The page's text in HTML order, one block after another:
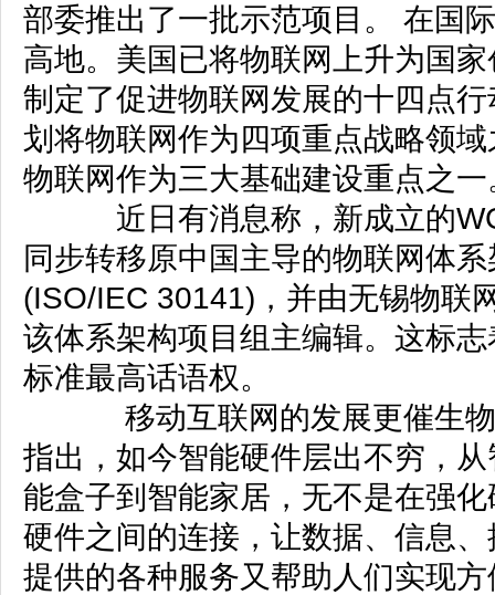
部委推出了一批示范项目。 在国
高地。美国已将物联网上升为国
制定了促进物联网发展的十四点
划将物联网作为四项重点战略领
物联网作为三大基础建设重点之一
近日有消息称，新成立的
同步转移原中国主导的物联网体
(ISO/IEC 30141)，并由无锡物联
该体系架构项目组主编辑。这标
标准最高话语权。
移动互联网的发展更催生物
指出，如今智能硬件层出不穷，
能盒子到智能家居，无不是在强
硬件之间的连接，让数据、信息
提供的各种服务又帮助人们实现